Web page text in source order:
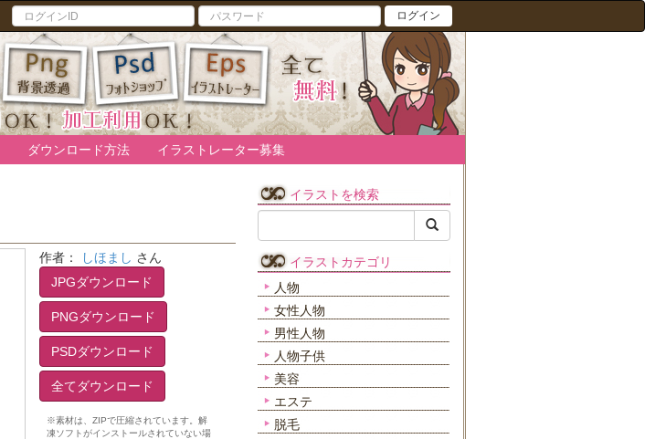
ログイン
ダウンロード方法 イラストレーター募集
作者： しほまし さん
JPGダウンロード
PNGダウンロード
PSDダウンロード
全てダウンロード
イラストを検索
イラストカテゴリ
人物
女性人物
男性人物
人物子供
美容
エステ
脱毛